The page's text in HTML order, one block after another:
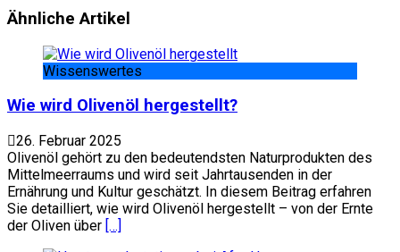
Ähnliche Artikel
Wissenswertes
Wie wird Olivenöl hergestellt?
26. Februar 2025
Olivenöl gehört zu den bedeutendsten Naturprodukten des
Mittelmeerraums und wird seit Jahrtausenden in der
Ernährung und Kultur geschätzt. In diesem Beitrag erfahren
Sie detailliert, wie wird Olivenöl hergestellt – von der Ernte
der Oliven über […]